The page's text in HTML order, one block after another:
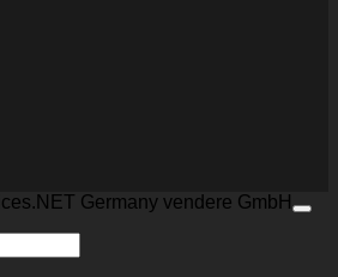
Germany vendere GmbH